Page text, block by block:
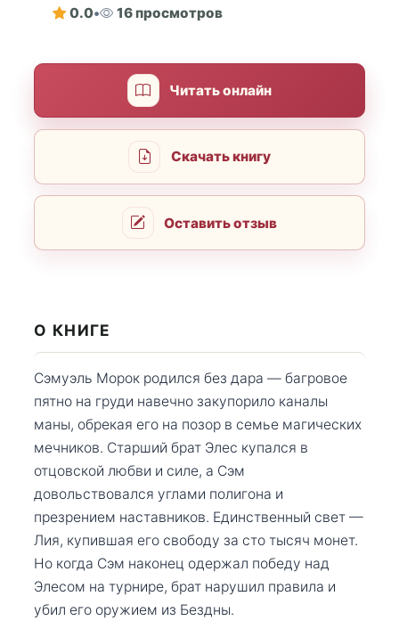
0.0• 16 просмотров
Читать онлайн
Скачать книгу
Оставить отзыв
О КНИГЕ
Сэмуэль Морок родился без дара — багровое
пятно на груди навечно закупорило каналы
маны, обрекая его на позор в семье магических
мечников. Старший брат Элес купался в
отцовской любви и силе, а Сэм
довольствовался углами полигона и
презрением наставников. Единственный свет —
Лия, купившая его свободу за сто тысяч монет.
Но когда Сэм наконец одержал победу над
Элесом на турнире, брат нарушил правила и
убил его оружием из Бездны.